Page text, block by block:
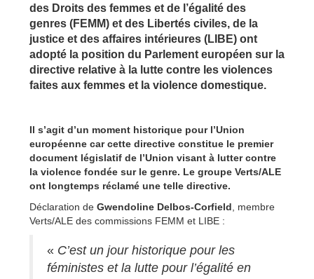
des Droits des femmes et de l’égalité des
genres (FEMM) et des Libertés civiles, de la
justice et des affaires intérieures (LIBE) ont
adopté la position du Parlement européen sur la
directive relative à la lutte contre les violences
faites aux femmes et la violence domestique.
Il s’agit d’un moment historique pour l’Union
européenne car cette directive constitue le premier
document législatif de l’Union visant à lutter contre
la violence fondée sur le genre. Le groupe Verts/ALE
ont longtemps réclamé une telle directive.
Déclaration de Gwendoline Delbos-Corfield , membre
Verts/ALE des commissions FEMM et LIBE :
« C’est un jour historique pour les
féministes et la lutte pour l’égalité en